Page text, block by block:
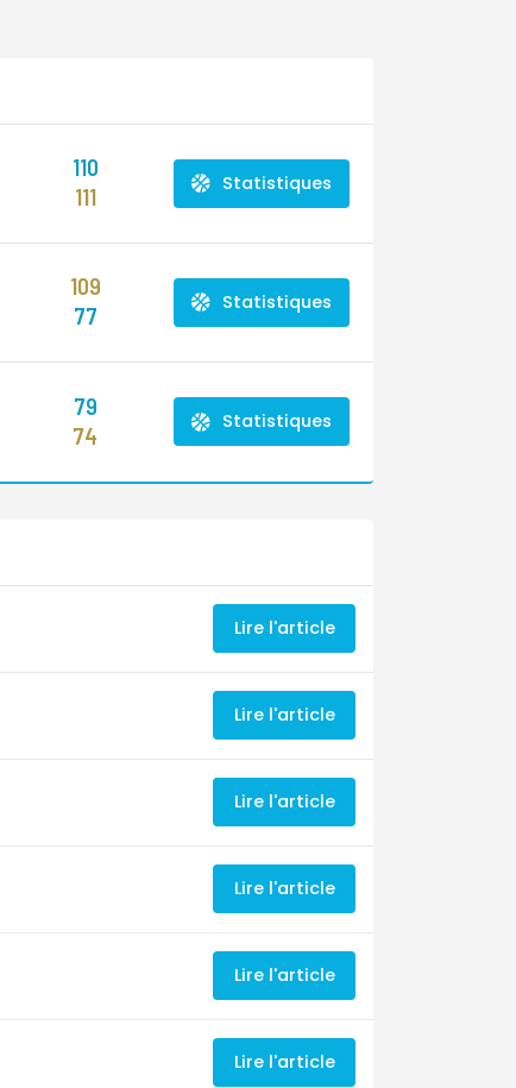
111
110
Statistiques
109
77
Statistiques
74
79
Statistiques
Lire l'article
Lire l'article
Lire l'article
Lire l'article
Lire l'article
Lire l'article